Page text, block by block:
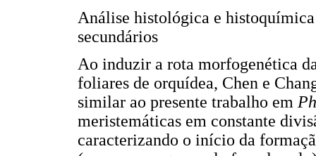
Análise histológica e
secundários
Ao induzir a rota morfogenética
foliares de orquídea, Chen e
similar ao presente trabalho em
meristemáticas em constante
caracterizando o início da